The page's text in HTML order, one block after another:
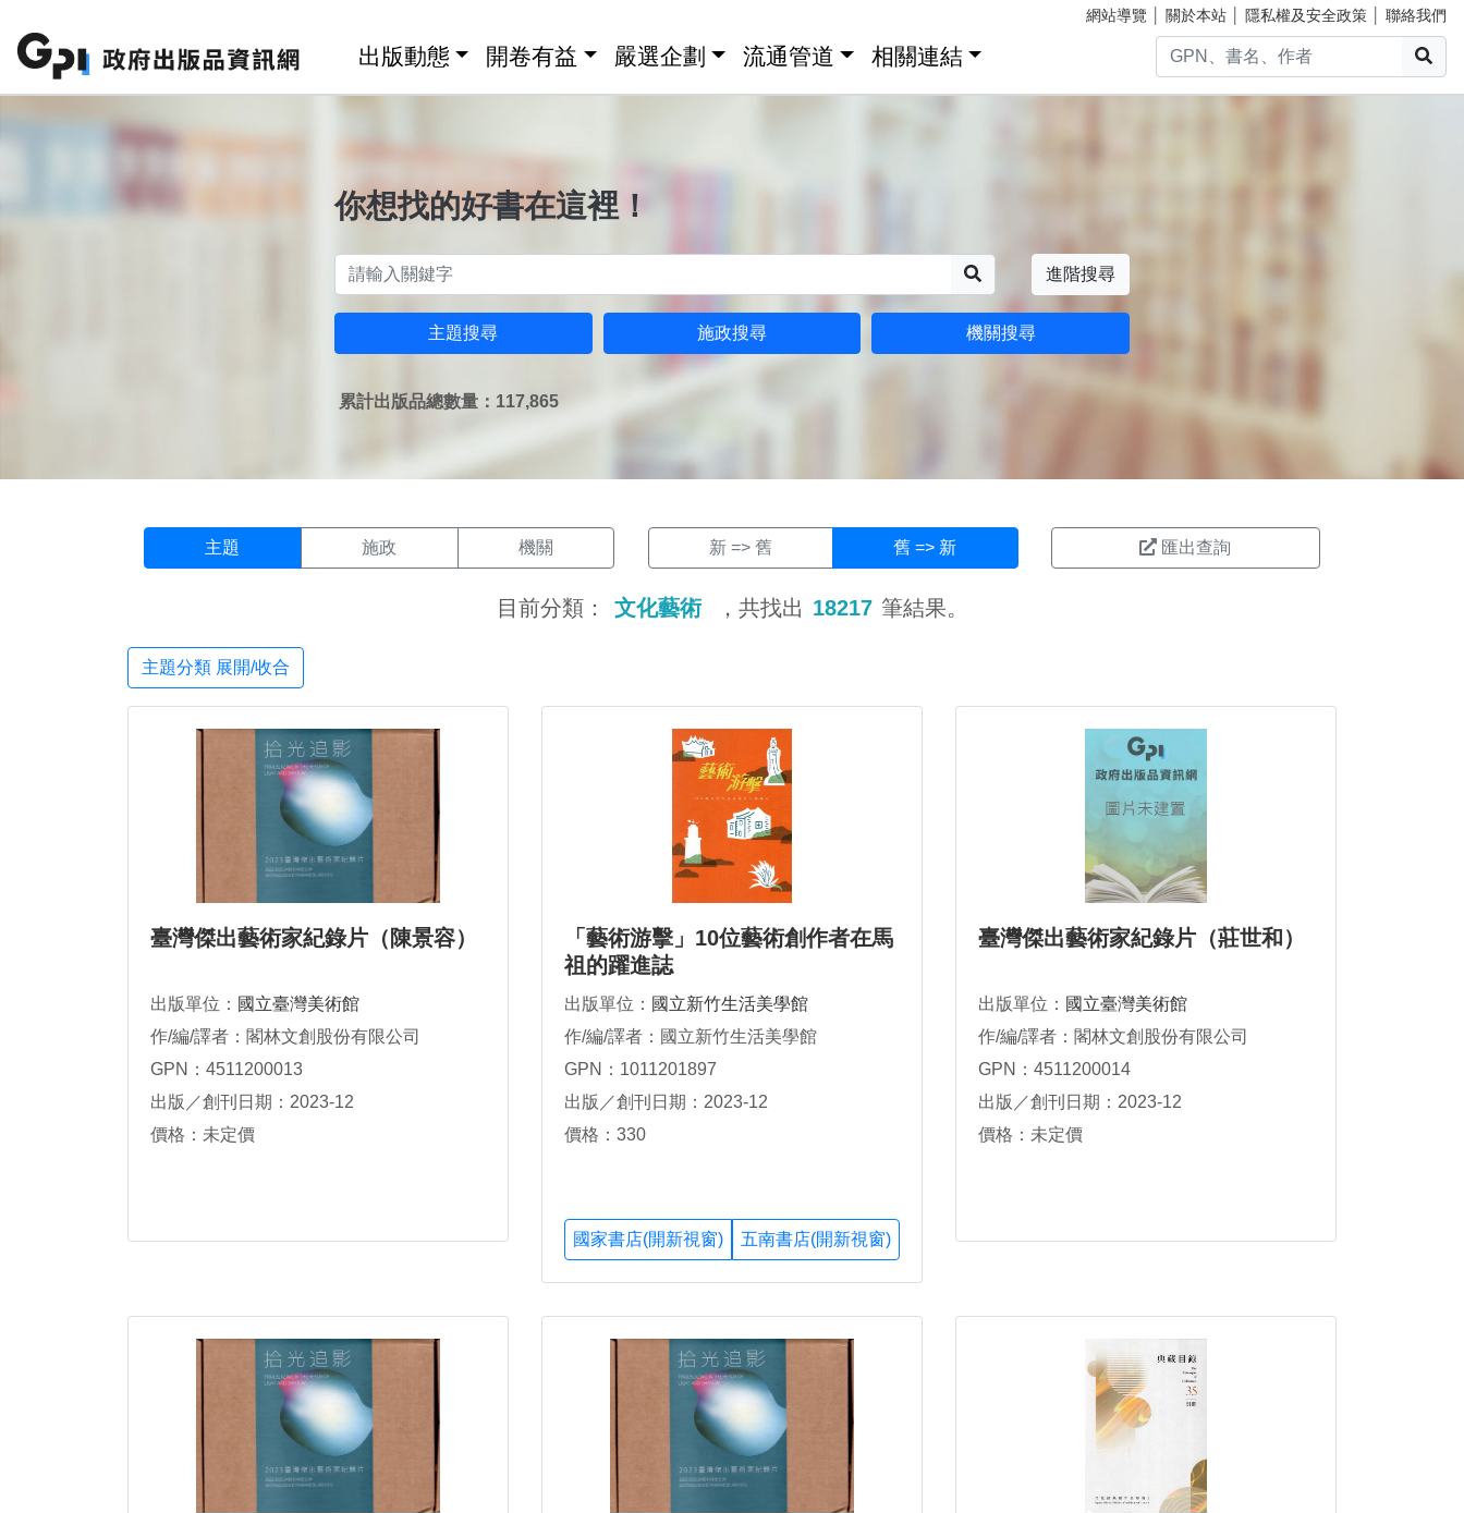
網站導覽 關於本站 隱私權及安全政策 聯絡我們
出版動態 開卷有益 嚴選企劃 流通管道 相關連結
你想找的好書在這裡！
進階搜尋
主題搜尋 施政搜尋 機關搜尋
累計出版品總數量：117,865
主題 施政 機關 新 => 舊 舊 => 新 匯出查詢
目前分類： 文化藝術 ，共找出 18217 筆結果。
主題分類 展開/收合
臺灣傑出藝術家紀錄片（陳景容）
出版單位： 國立臺灣美術館
作/編/譯者：閣林文創股份有限公司
GPN：4511200013
出版／創刊日期：2023-12
價格：未定價
「藝術游擊」10位藝術創作者在馬
祖的躍進誌
出版單位： 國立新竹生活美學館
作/編/譯者：國立新竹生活美學館
GPN：1011201897
出版／創刊日期：2023-12
價格：330
國家書店(開新視窗) 五南書店(開新視窗)
臺灣傑出藝術家紀錄片（莊世和）
出版單位： 國立臺灣美術館
作/編/譯者：閣林文創股份有限公司
GPN：4511200014
出版／創刊日期：2023-12
價格：未定價